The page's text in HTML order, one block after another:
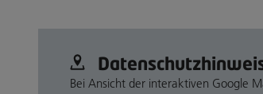
Bei Ansicht der interaktiven Google